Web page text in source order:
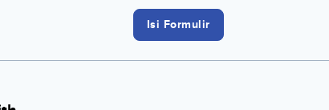
Isi Formulir